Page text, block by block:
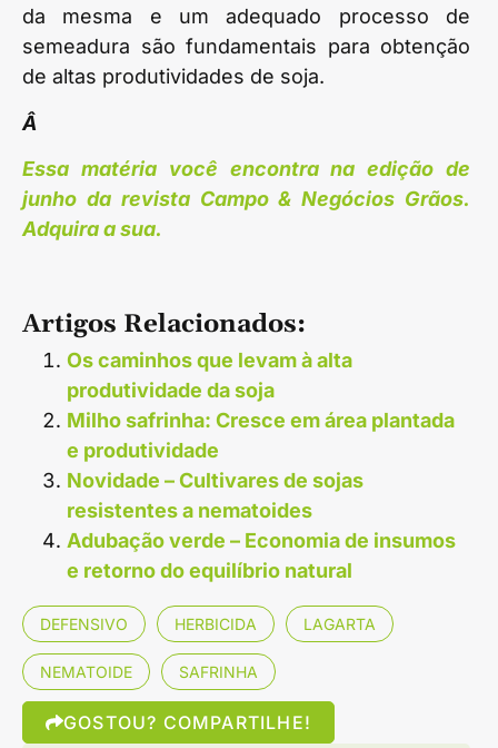
da mesma e um adequado processo de
semeadura são fundamentais para obtenção
de altas produtividades de soja.
Â
Essa matéria você encontra na edição de
junho da revista Campo & Negócios Grãos.
Adquira a sua.
Artigos Relacionados:
Os caminhos que levam à alta
produtividade da soja
Milho safrinha: Cresce em área plantada
e produtividade
Novidade – Cultivares de sojas
resistentes a nematoides
Adubação verde – Economia de insumos
e retorno do equilíbrio natural
DEFENSIVO HERBICIDA LAGARTA
NEMATOIDE SAFRINHA
GOSTOU? COMPARTILHE!